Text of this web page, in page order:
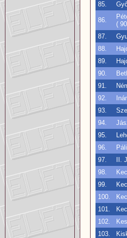
85.
86.
(
87.
88.
89.
90.
91.
92.
93.
94.
95.
96.
97.
II.
98.
99.
100.
101.
102.
103.